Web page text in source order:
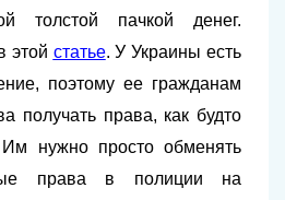
толстой пачкой денег.
этой статье. У Украины есть
поэтому ее гражданам
получать права, как будто
нужно просто обменять
права в полиции на